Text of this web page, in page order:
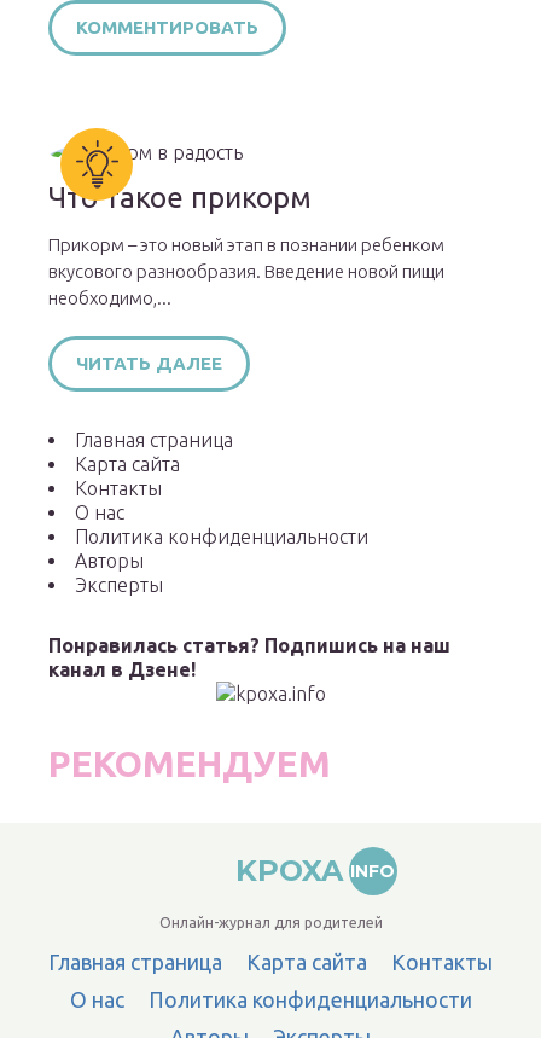
Что такое прикорм
Прикорм – это новый этап в познании ребенком
вкусового разнообразия. Введение новой пищи
необходимо,...
ЧИТАТЬ ДАЛЕЕ
Главная страница
Карта сайта
Контакты
О нас
Политика конфиденциальности
Авторы
Эксперты
Понравилась статья? Подпишись на наш
канал в Дзене!
РЕКОМЕНДУЕМ
KPOXA INFO
Онлайн-журнал для родителей
Главная страница Карта сайта
Контакты
О нас
Политика конфиденциальности